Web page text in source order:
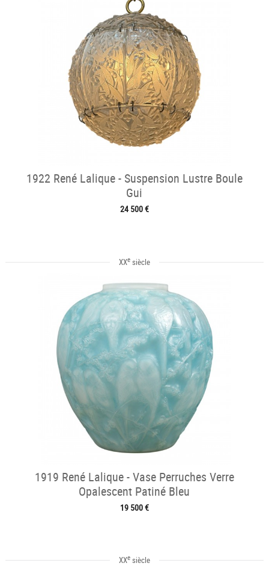
1922 René Lalique - Suspension Lustre Boule
Gui
24 500 €
XXesiècle
1919 René Lalique - Vase Perruches Verre
Opalescent Patiné Bleu
19 500 €
XXesiècle